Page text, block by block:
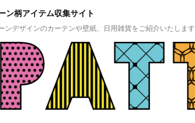
ン柄アイテム収集サイト
ンデザインのカーテンや壁紙、日用雑貨をご紹介いたします